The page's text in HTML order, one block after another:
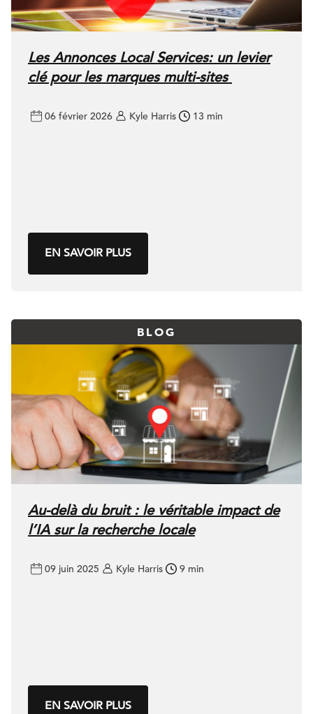
Les Annonces Local Services: un levier
clé pour les marques multi-sites
06 février 2026 Kyle Harris 13 min
EN SAVOIR PLUS
BLOG
Au-delà du bruit : le véritable impact de
l’IA sur la recherche locale
09 juin 2025 Kyle Harris 9 min
EN SAVOIR PLUS